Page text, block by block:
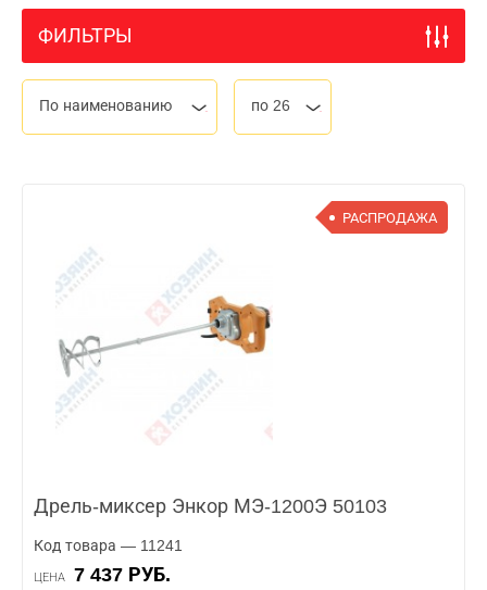
ФИЛЬТРЫ
По наименованию по 26
РАСПРОДАЖА
Дрель-миксер Энкор МЭ-1200Э 50103
Код товара — 11241
ЦЕНА 7 437 РУБ.